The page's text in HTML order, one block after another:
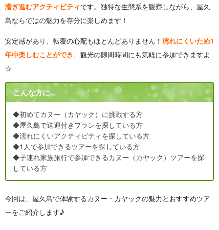
漕ぎ進むアクティビティです。 独特な生態系を観察しながら、屋久
島ならではの魅力を存分に楽しめます！
安定感があり、転覆の心配もほとんどありません！ 濡れにくいため1
年中楽しむことができ、観光の隙間時間にも気軽に参加できますよ
☆
こんな方に...
◆初めてカヌー（カヤック）に挑戦する方
◆屋久島で送迎付きプランを探している方
◆濡れにくいアクティビティを探している方
◆1人で参加できるツアーを探している方
◆子連れ家族旅行で参加できるカヌー（カヤック）ツアーを探
している方
今回は、屋久島で体験するカヌー・カヤックの魅力とおすすめツア
ーをご紹介します♪